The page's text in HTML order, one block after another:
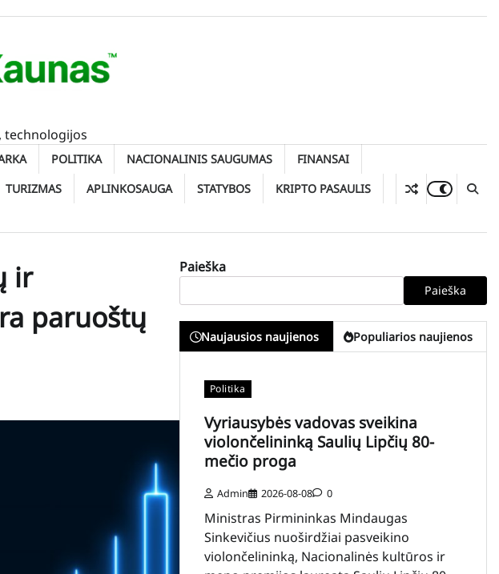
technologijos
POLITIKA NACIONALINIS SAUGUMAS
FINANSAI
TURIZMAS APLINKOSAUGA STATYBOS
KRIPTO PASAULIS
ir
paruoštų
Paieška
Paieška
Naujausios naujienos Populiarios naujienos
Politika
Vyriausybės vadovas sveikina
violončelininką Saulių Lipčių 80-
mečio proga
Admin 2026-08-08 0
Ministras Pirmininkas Mindaugas
Sinkevičius nuoširdžiai pasveikino
violončelininką, Nacionalinės kultūros ir